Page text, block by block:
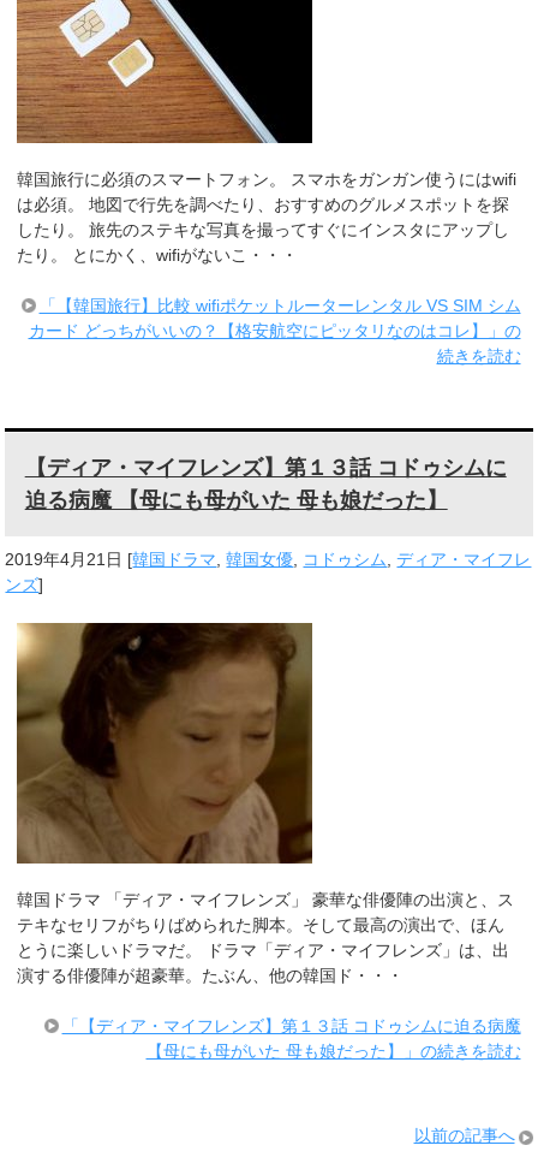
韓国旅行に必須のスマートフォン。 スマホをガンガン使うにはwifi
は必須。 地図で行先を調べたり、おすすめのグルメスポットを探
したり。 旅先のステキな写真を撮ってすぐにインスタにアップし
たり。 とにかく、wifiがないこ・・・
「【韓国旅行】比較 wifiポケットルーターレンタル VS SIM シム
カード どっちがいいの？【格安航空にピッタリなのはコレ】」の
続きを読む
【ディア・マイフレンズ】第１３話 コドゥシムに
迫る病魔 【母にも母がいた 母も娘だった】
2019年4月21日 [韓国ドラマ ,韓国女優 コドゥシム ,ディア・マイフレ
ンズ]
韓国ドラマ 「ディア・マイフレンズ」 豪華な俳優陣の出演と、ス
テキなセリフがちりばめられた脚本。そして最高の演出で、ほん
とうに楽しいドラマだ。 ドラマ「ディア・マイフレンズ」は、出
演する俳優陣が超豪華。たぶん、他の韓国ド・・・
「【ディア・マイフレンズ】第１３話 コドゥシムに迫る病魔
【母にも母がいた 母も娘だった】」の続きを読む
以前の記事へ